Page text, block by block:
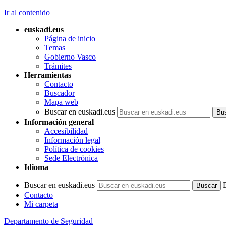
Ir al contenido
euskadi.eus
Página de inicio
Temas
Gobierno Vasco
Trámites
Herramientas
Contacto
Buscador
Mapa web
Buscar en euskadi.eus
Información general
Accesibilidad
Información legal
Política de cookies
Sede Electrónica
Idioma
Buscar en euskadi.eus
Contacto
Mi carpeta
Departamento de Seguridad